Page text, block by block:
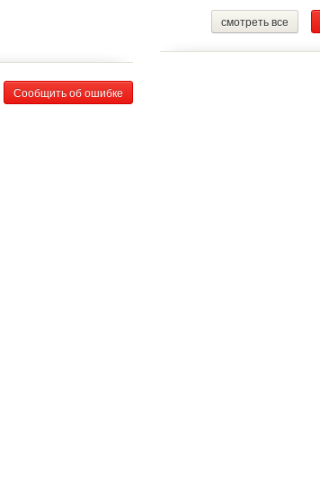
Сообщить об ошибке
смотреть все